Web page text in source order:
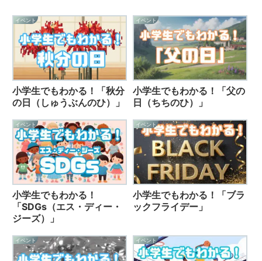
イベント
小学生でもわかる！「秋分
の日（しゅうぶんのひ）」
イベント
小学生でもわかる！「父の
日（ちちのひ）」
イベント
小学生でもわかる！
「SDGs（エス・ディー・
ジーズ）」
イベント
小学生でもわかる！「ブラ
ックフライデー」
イベント イベント